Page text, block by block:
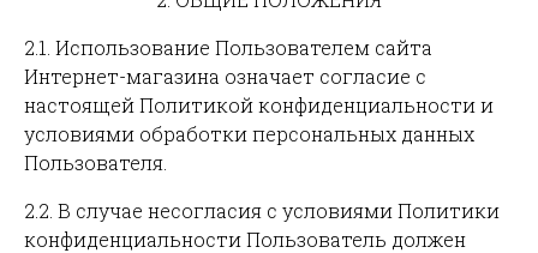
2.1. Использование Пользователем сайта
Интернет-магазина означает согласие с
настоящей Политикой конфиденциальности и
условиями обработки персональных данных
Пользователя.
2.2. В случае несогласия с условиями Политики
конфиденциальности Пользователь должен